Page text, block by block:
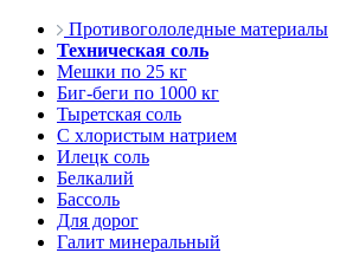
Противогололедные материалы
Техническая соль
Мешки по 25 кг
Биг-беги по 1000 кг
Тыретская соль
С хлористым натрием
Илецк соль
Белкалий
Бассоль
Для дорог
Галит минеральный